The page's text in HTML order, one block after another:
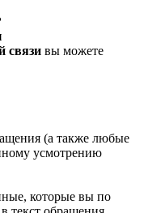
связи вы можете
(а также любые
усмотрению
которые вы по